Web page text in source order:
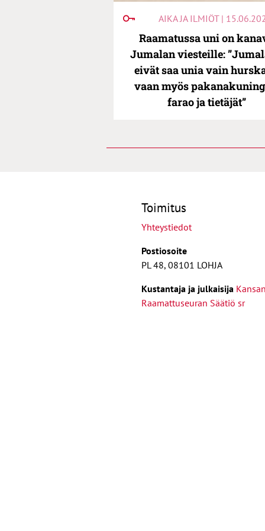
AIKA JA ILMIÖT |
Raamatussa uni on
Jumalan viesteille:
eivät saa unia vain
vaan myös
farao ja tietäjät”
Toimitus
Yhteystiedot
Postiosoite
PL 48, 08101 LOHJA
Kustantaja ja julkaisija Kansan
Raamattuseuran Säätiö sr